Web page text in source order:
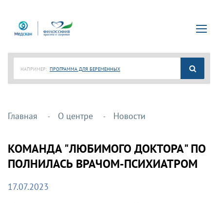
НАПРИМЕР: ПРОГРАММА ДЛЯ БЕРЕМЕННЫХ
Главная О центре Новости
КОМАНДА "ЛЮБИМОГО ДОКТОРА" ПО
ПОЛНИЛАСЬ ВРАЧОМ-ПСИХИАТРОМ
17.07.2023